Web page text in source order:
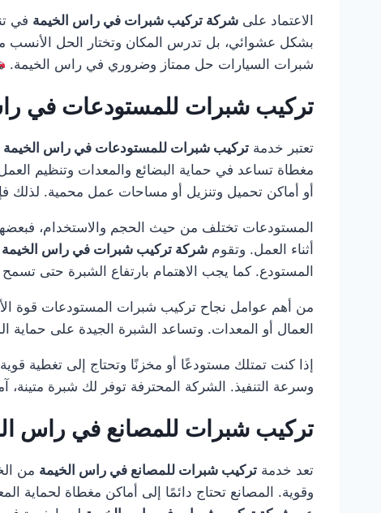
الاعتماد على شركة تركيب شبرات في راس الخيمة في
بشكل عشوائي، بل تدرس المكان وتختار الحل الأنسب
شبرات السيارات حل ممتاز وضروري في راس الخيمة.
تركيب شبرات للمستودعات في
تعتبر خدمة تركيب شبرات للمستودعات في راس الخيمة
مغطاة تساعد في حماية البضائع والمعدات وتنظيم
أو أماكن تحميل وتنزيل أو مساحات عمل محمية. لذلك
المستودعات تختلف من حيث الحجم والاستخدام،
أثناء العمل. وتقوم شركة تركيب شبرات في راس الخيمة
المستودع. كما يجب الاهتمام بارتفاع الشبرة حتى تسمح
من أهم عوامل نجاح تركيب شبرات المستودعات قوة
العمال أو المعدات. وتساعد الشبرة الجيدة على
إذا كنت تمتلك مستودعًا أو مخزنًا وتحتاج إلى تغطية
وسرعة التنفيذ. الشركة المحترفة توفر لك شبرة
تركيب شبرات للمصانع في راس
تعد خدمة تركيب شبرات للمصانع في راس الخيمة من
وقوية. المصانع تحتاج دائمًا إلى أماكن مغطاة لحماية